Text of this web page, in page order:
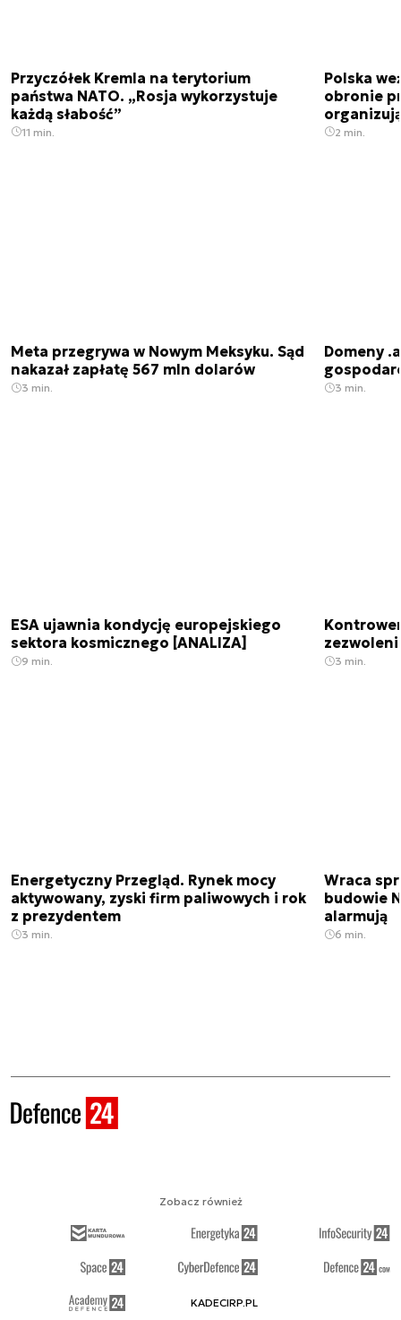
Przyczółek Kremla na terytorium
państwa NATO. „Rosja wykorzystuje
każdą słabość”
11 min.
Polska
obronie
2 min.
Meta przegrywa w Nowym Meksyku. Sąd
nakazał zapłatę 567 mln dolarów
3 min.
Domeny
3 min.
ESA ujawnia kondycję europejskiego
sektora kosmicznego [ANALIZA]
9 min. 3 min.
Energetyczny Przegląd. Rynek mocy
aktywowany, zyski firm paliwowych i rok
z prezydentem
3 min.
Wraca
budowie
alarmują
6 min.
Zobacz również
KADECIRP.PL